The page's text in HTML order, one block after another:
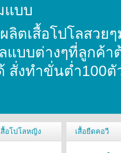
แบบ
ลิตเสื้อโปโลสวย
แบบต่างๆที่ลูกค้
สั่งทำขั่นตํ่า100
สื้อโปโลหญิง เสื้อยืดคอวี